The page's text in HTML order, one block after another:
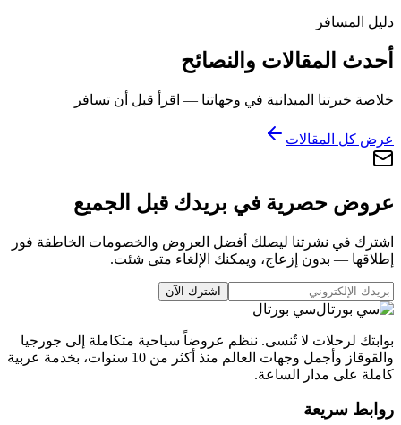
دليل المسافر
أحدث المقالات والنصائح
خلاصة خبرتنا الميدانية في وجهاتنا — اقرأ قبل أن تسافر
عرض كل المقالات
عروض حصرية في بريدك قبل الجميع
اشترك في نشرتنا ليصلك أفضل العروض والخصومات الخاطفة فور
إطلاقها — بدون إزعاج، ويمكنك الإلغاء متى شئت.
اشترك الآن
سي بورتال
بوابتك لرحلات لا تُنسى. ننظم عروضاً سياحية متكاملة إلى جورجيا
والقوقاز وأجمل وجهات العالم منذ أكثر من 10 سنوات، بخدمة عربية
كاملة على مدار الساعة.
روابط سريعة